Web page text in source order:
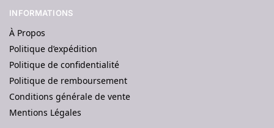
INFORMATIONS
À Propos
Politique d’expédition
Politique de confidentialité
Politique de remboursement
Conditions générale de vente
Mentions Légales